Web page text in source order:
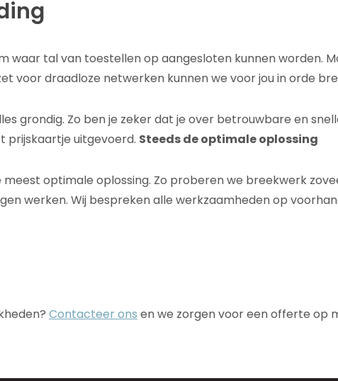
waar tal van toestellen op aangesloten kunnen worden.
voor draadloze netwerken kunnen we voor jou in orde
grondig. Zo ben je zeker dat je over betrouwbare en
prijskaartje uitgevoerd. Steeds de optimale oplossing
optimale oplossing. Zo proberen we breekwerk
werken. Wij bespreken alle werkzaamheden op
Contacteer ons en we zorgen voor een offerte op